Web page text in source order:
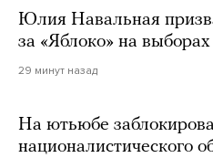
Юлия Навальная
за «Яблоко» на
29 минут назад
На ютьюбе
националистического